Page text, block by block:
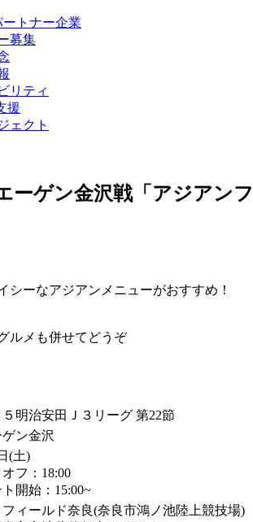
ートナー企業
募集
リティ
援
ェクト
ーゲン金沢戦「アジアン
シーなアジアンメニューがおすすめ！
ルメも併せてどうぞ
５明治安田Ｊ３リーグ 第22節
ン金沢
(土)
フ：18:00
開始：15:00~
フィールド奈良(奈良市鴻ノ池陸上競技場)